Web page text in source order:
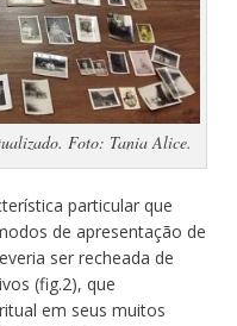
Foto: Tania Alice.
particular que
de apresentação de
ser recheada de
(fig.2), que
em seus muitos